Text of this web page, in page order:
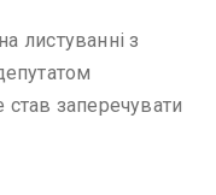
листуванні з
заперечувати